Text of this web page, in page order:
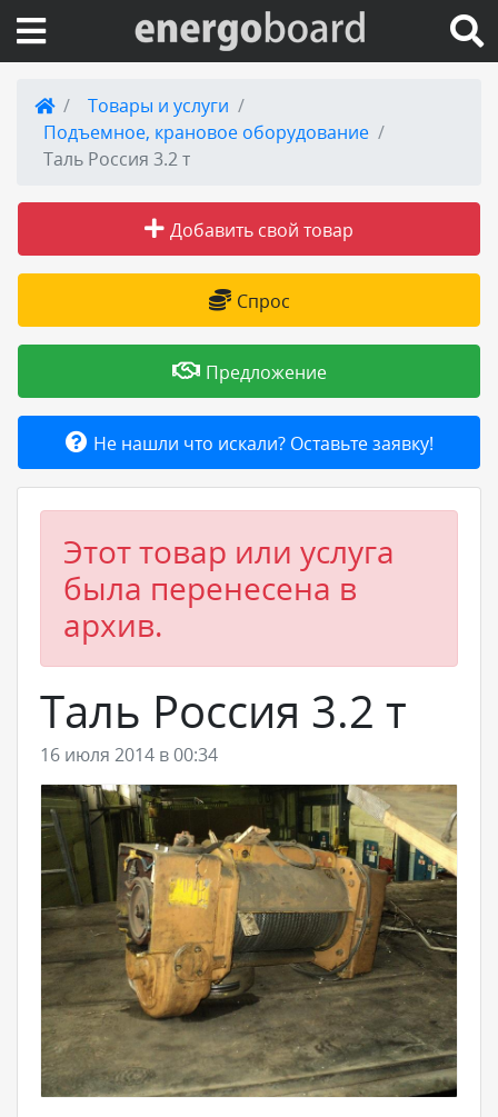
Вход на сайт
Поиск по сайту
Публикации
Справка
Товары и услуги
Добавить товар или услугу
Товары и услуги
Подъемное, крановое оборудование
Таль Россия 3.2 т
Добавить свой товар
Спрос
Предложение
Не нашли что искали? Оставьте заявку!
Этот товар или услуга
была перенесена в
архив.
Таль Россия 3.2 т
16 июля 2014 в 00:34